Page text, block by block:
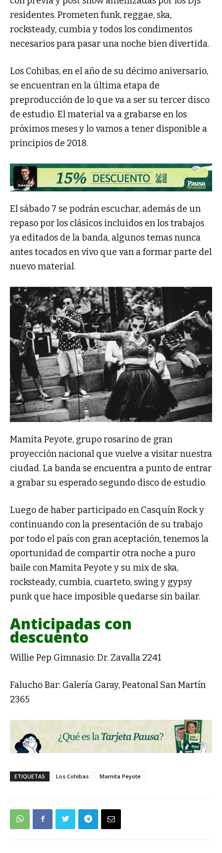
residentes. Prometen funk, reggae, ska,
rocksteady, cumbia y todos los condimentos
necesarios para pasar una noche bien divertida.
Los Cohibas, en el año de su décimo aniversario,
se encuentran en la última etapa de
preproducción de lo que va a ser su tercer disco
de estudio. El material va a grabarse en los
próximos meses y lo vamos a tener disponible a
principios de 2018.
El sábado 7 se podrán escuchar, además de un
repaso por los clásicos incluidos en los trabajos
ya editados de la banda, algunos temas nunca
antes tocados en vivo que van a formar parte del
nuevo material.
Mamita Peyote, grupo rosarino de gran
proyección nacional que vuelve a visitar nuestra
ciudad. La banda se encuentra a punto de entrar
a grabar su esperado segundo disco de estudio.
Luego de haber participado en Casquín Rock y
continuando con la presentación de su trabajo
por todo el país con gran aceptación, tenemos la
oportunidad de compartir otra noche a puro
baile con Mamita Peyote y su mix de ska,
rocksteady, cumbia, cuarteto, swing y gypsy
punk que hace imposible quedarse sin bailar.
Anticipadas con
descuento
Willie Pep Gimnasio: Dr. Zavalla 2241
Falucho Bar: Galería Garay, Peatonal San Martín
2365
ETIQUETAS Los Cohíbas Mamita Peyote